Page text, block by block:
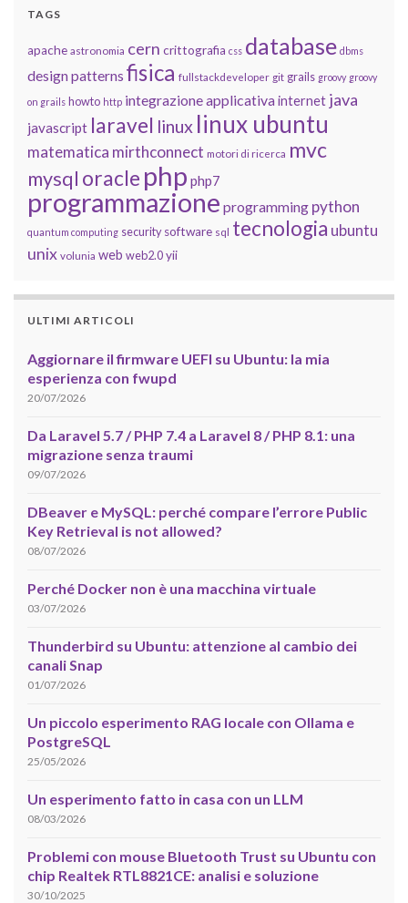
TAGS
apache astronomia cern crittografia css database dbms
design patterns fisica fullstackdeveloper git grails groovy groovy
on grails howto http integrazione applicativainternet java
javascript laravel linux linux ubuntu
matematica mirthconnect motori di ricerca mvc
mysql oracle php php7
programmazione programming python
quantum computing security software sql tecnologia ubuntu
unix volunia web web2.0 yii
ULTIMI ARTICOLI
Aggiornare il firmware UEFI su Ubuntu: la mia
esperienza con fwupd
20/07/2026
Da Laravel 5.7 / PHP 7.4 a Laravel 8 / PHP 8.1: una
migrazione senza traumi
09/07/2026
DBeaver e MySQL: perché compare l’errore Public
Key Retrieval is not allowed?
08/07/2026
Perché Docker non è una macchina virtuale
03/07/2026
Thunderbird su Ubuntu: attenzione al cambio dei
canali Snap
01/07/2026
Un piccolo esperimento RAG locale con Ollama e
PostgreSQL
25/05/2026
Un esperimento fatto in casa con un LLM
08/03/2026
Problemi con mouse Bluetooth Trust su Ubuntu con
chip Realtek RTL8821CE: analisi e soluzione
30/10/2025